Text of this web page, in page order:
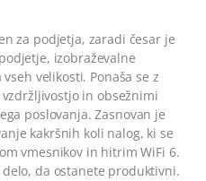
za podjetja, zaradi česar je
izobraževalne
velikosti. Ponaša se z
in obsežnimi
poslovanja. Zasnovan je
kakršnih koli nalog, ki se
vmesnikov in hitrim WiFi 6.
delo, da ostanete produktivni.